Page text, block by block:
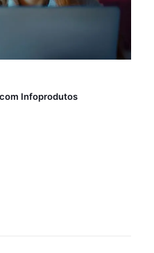
Infoprodutos